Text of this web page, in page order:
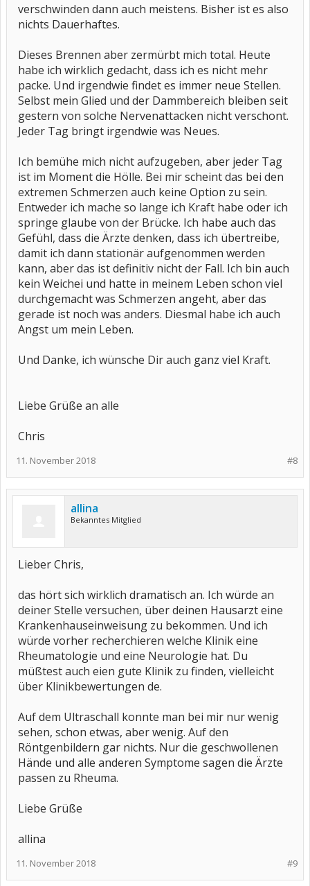
verschwinden dann auch meistens. Bisher ist es also
nichts Dauerhaftes.
Dieses Brennen aber zermürbt mich total. Heute
habe ich wirklich gedacht, dass ich es nicht mehr
packe. Und irgendwie findet es immer neue Stellen.
Selbst mein Glied und der Dammbereich bleiben seit
gestern von solche Nervenattacken nicht verschont.
Jeder Tag bringt irgendwie was Neues.
Ich bemühe mich nicht aufzugeben, aber jeder Tag
ist im Moment die Hölle. Bei mir scheint das bei den
extremen Schmerzen auch keine Option zu sein.
Entweder ich mache so lange ich Kraft habe oder ich
springe glaube von der Brücke. Ich habe auch das
Gefühl, dass die Ärzte denken, dass ich übertreibe,
damit ich dann stationär aufgenommen werden
kann, aber das ist definitiv nicht der Fall. Ich bin auch
kein Weichei und hatte in meinem Leben schon viel
durchgemacht was Schmerzen angeht, aber das
gerade ist noch was anders. Diesmal habe ich auch
Angst um mein Leben.
Und Danke, ich wünsche Dir auch ganz viel Kraft.
Liebe Grüße an alle
Chris
#8
11. November 2018
allina
Bekanntes Mitglied
Lieber Chris,
das hört sich wirklich dramatisch an. Ich würde an
deiner Stelle versuchen, über deinen Hausarzt eine
Krankenhauseinweisung zu bekommen. Und ich
würde vorher recherchieren welche Klinik eine
Rheumatologie und eine Neurologie hat. Du
müßtest auch eien gute Klinik zu finden, vielleicht
über Klinikbewertungen de.
Auf dem Ultraschall konnte man bei mir nur wenig
sehen, schon etwas, aber wenig. Auf den
Röntgenbildern gar nichts. Nur die geschwollenen
Hände und alle anderen Symptome sagen die Ärzte
passen zu Rheuma.
Liebe Grüße
allina
#9
11. November 2018